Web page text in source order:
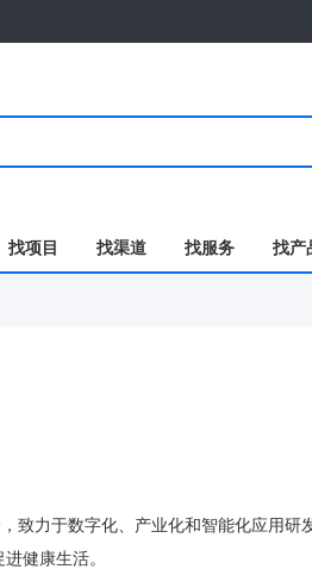
找项目 找渠道 找服务 找产
致力于数字化、产业化和智能化应用研
健康生活。